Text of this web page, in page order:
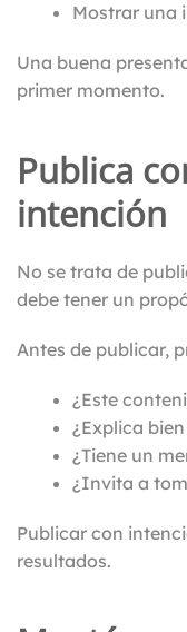
Mostrar una
Una buena
primer momento.
Publica
intención
No se trata de
debe tener un
Antes de publicar,
¿Este
¿Explica
¿Tiene un
¿Invita a
Publicar con
resultados.